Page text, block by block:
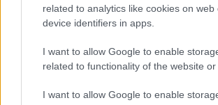
related to analytics like cookies on web
device identifiers in apps.
I want to allow Google to enable
related to functionality of the website or
I want to allow Google to enable